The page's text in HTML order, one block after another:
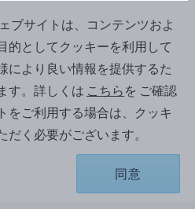
ピアス(S)
ゴールド, 18Kイエローゴールド, ダ
ブサイトは、コンテンツおよ
的としてクッキーを利用して
により良い情報を提供するた
す。詳しくは こちらを ご確認
をご利用する場合は、クッキ
く必要がございます。
同意